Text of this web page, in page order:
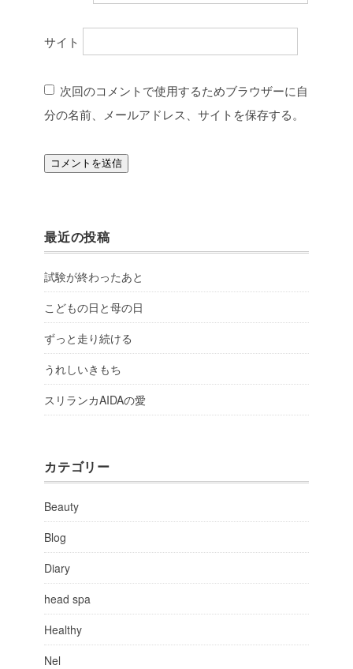
サイト
次回のコメントで使用するためブラウザーに自
分の名前、メールアドレス、サイトを保存する。
最近の投稿
試験が終わったあと
こどもの日と母の日
ずっと走り続ける
うれしいきもち
スリランカAIDAの愛
カテゴリー
Beauty
Blog
Diary
head spa
Healthy
Nel